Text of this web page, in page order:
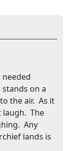
stands on a
the air. As it
laugh. The
Any
lands is